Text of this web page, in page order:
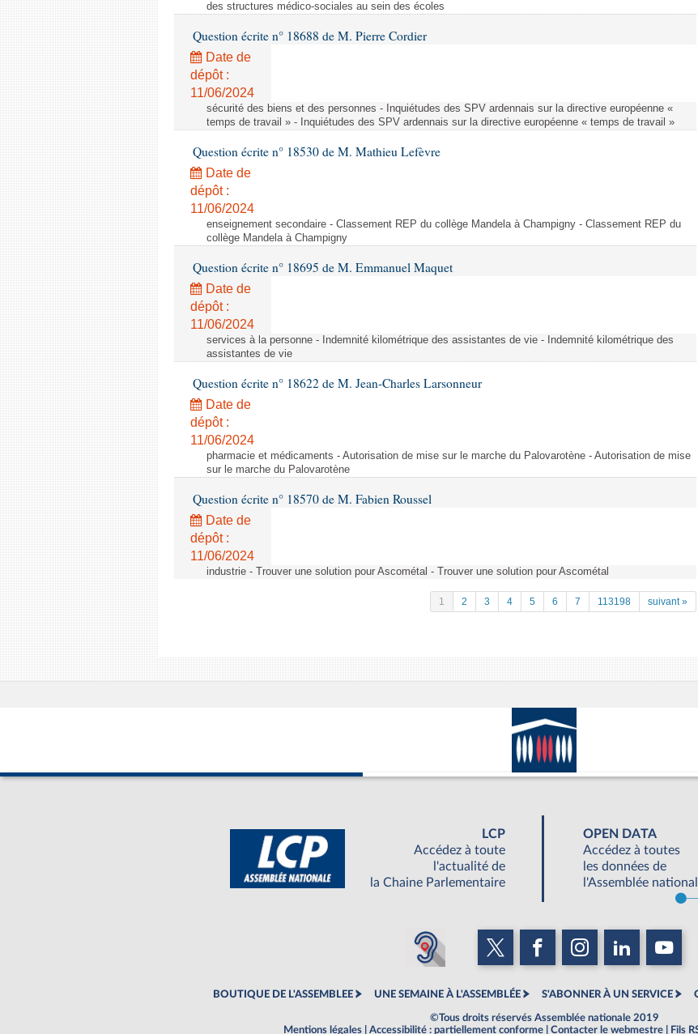
des structures médico-sociales au sein des écoles
Question écrite n° 18688 de M. Pierre Cordier
Date de
dépôt :
11/06/2024
sécurité des biens et des personnes - Inquiétudes des SPV ardennais sur la directive européenne «
temps de travail » - Inquiétudes des SPV ardennais sur la directive européenne « temps de travail »
Question écrite n° 18530 de M. Mathieu Lefèvre
Date de
dépôt :
11/06/2024
enseignement secondaire - Classement REP du collège Mandela à Champigny - Classement REP du
collège Mandela à Champigny
Question écrite n° 18695 de M. Emmanuel Maquet
Date de
dépôt :
11/06/2024
services à la personne - Indemnité kilométrique des assistantes de vie - Indemnité kilométrique des
assistantes de vie
Question écrite n° 18622 de M. Jean-Charles Larsonneur
Date de
dépôt :
11/06/2024
pharmacie et médicaments - Autorisation de mise sur le marche du Palovarotène - Autorisation de mise
sur le marche du Palovarotène
Question écrite n° 18570 de M. Fabien Roussel
Date de
dépôt :
11/06/2024
industrie - Trouver une solution pour Ascométal - Trouver une solution pour Ascométal
1 2 3 4 5 6 7 113198 suivant »
LCP
Accédez à toute
l'actualité de
la Chaine Parlementaire
OPEN DATA
Accédez à toutes
les données de
l'Assemblée
BOUTIQUE DE L'ASSEMBLEE UNE SEMAINE À L'ASSEMBLÉE S'ABONNER À UN SERVICE
©Tous droits réservés Assemblée nationale 2019
Mentions légales
Accessibilité : partiellement conforme Contacter le webmestre Fils